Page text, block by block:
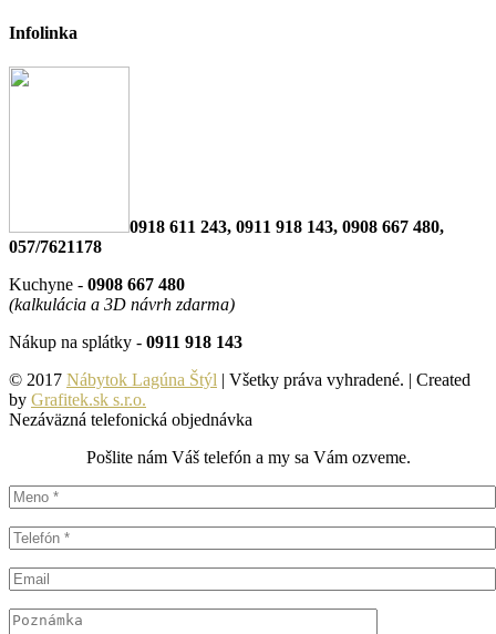
Infolinka
0918 611 243, 0911 918 143, 0908 667 480,
057/7621178
Kuchyne - 0908 667 480
(kalkulácia a 3D návrh zdarma)
Nákup na splátky - 0911 918 143
© 2017 Nábytok Lagúna Štýl | Všetky práva vyhradené. | Created
by Grafitek.sk s.r.o.
Nezáväzná telefonická objednávka
Pošlite nám Váš telefón a my sa Vám ozveme.